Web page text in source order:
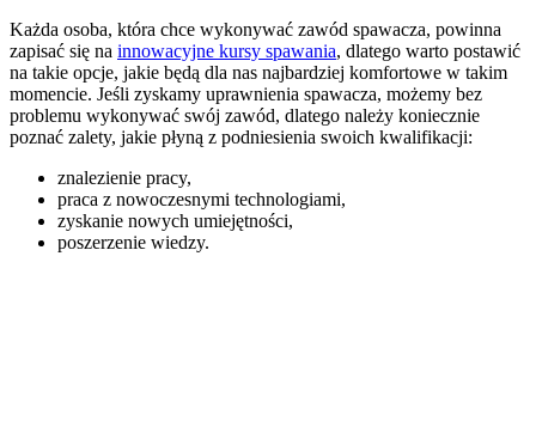
Każda osoba, która chce wykonywać zawód spawacza, powinna
zapisać się na innowacyjne kursy spawania, dlatego warto postawić
na takie opcje, jakie będą dla nas najbardziej komfortowe w takim
momencie. Jeśli zyskamy uprawnienia spawacza, możemy bez
problemu wykonywać swój zawód, dlatego należy koniecznie
poznać zalety, jakie płyną z podniesienia swoich kwalifikacji:
znalezienie pracy,
praca z nowoczesnymi technologiami,
zyskanie nowych umiejętności,
poszerzenie wiedzy.